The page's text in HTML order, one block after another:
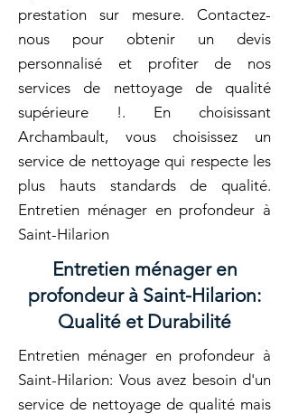
prestation sur mesure. Contactez-
nous pour obtenir un devis
personnalisé et profiter de nos
services de nettoyage de qualité
supérieure !. En choisissant
Archambault, vous choisissez un
service de nettoyage qui respecte les
plus hauts standards de qualité.
Entretien ménager en profondeur à
Saint-Hilarion
Entretien ménager en
profondeur à Saint-Hilarion:
Qualité et Durabilité
Entretien ménager en profondeur à
Saint-Hilarion: Vous avez besoin d'un
service de nettoyage de qualité mais